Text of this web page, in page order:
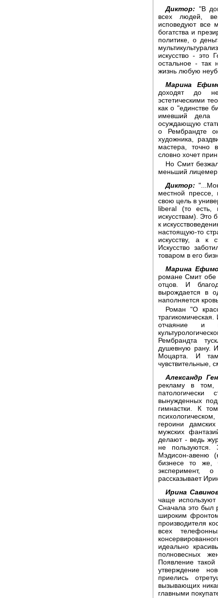
Диктор: "В
всех людей,
исповедуют все
богатства и
политике, о
искусство - это
остальное - так
жизнь любую
Марина
доходят до
эстетическими
как о "единстве
имевший дела
осуждающую
о Рембрандте
художника,
мастера, точно
словно хочет
Но Смит
меньший
Диктор:
местной прессе,
свою цель в
liberal (то есть,
искусствам). Это
к
настоящую-то
искусству, а к
Искусство
товаром в его
Марина
романе Смит обе
отцов. И
вырождается в
наполняется
Роман "О
отчаяние и
Рембрандта
душевную рану.
Моцарта. И
чувствительные,
Александр
рекламу в том,
вынужденных
гимнастки. К
героини
мужских
делают - ведь
не пользуются.
Мэдисон-авеню
бизнесе то же,
эксперимент,
рассказывает
Ирина
чаще
Сначала это был
широким
производителя
всех
идеально
полновесных
Появление
утверждение
приелись
вызывающих
главными